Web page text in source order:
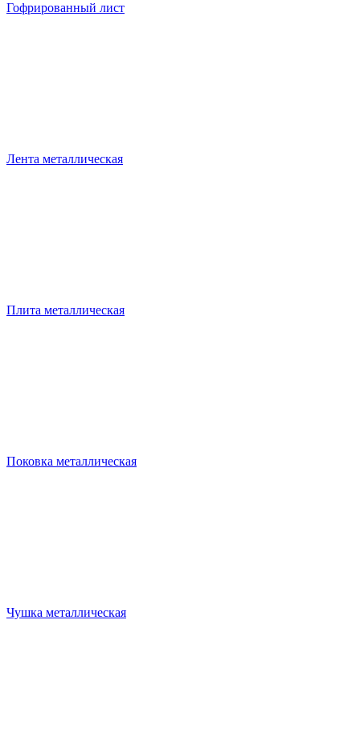
Гофрированный лист
Лента металлическая
Плита металлическая
Поковка металлическая
Чушка металлическая